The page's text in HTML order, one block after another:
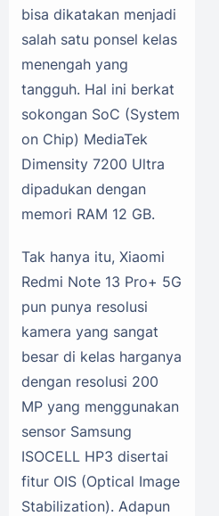
bisa dikatakan menjadi
salah satu ponsel kelas
menengah yang
tangguh. Hal ini berkat
sokongan SoC (System
on Chip) MediaTek
Dimensity 7200 Ultra
dipadukan dengan
memori RAM 12 GB.
Tak hanya itu, Xiaomi
Redmi Note 13 Pro+ 5G
pun punya resolusi
kamera yang sangat
besar di kelas harganya
dengan resolusi 200
MP yang menggunakan
sensor Samsung
ISOCELL HP3 disertai
fitur OIS (Optical Image
Stabilization). Adapun